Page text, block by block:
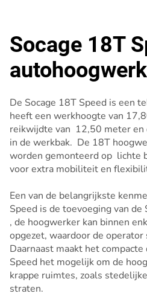
Socage 18T
De Socage 18T Speed is een
heeft een werkhoogte van
reikwijdte van 12,50 meter en
in de werkbak. De 18T
worden gemonteerd op lichte
voor extra mobiliteit en
Een van de belangrijkste
Speed is de toevoeging van
, de hoogwerker kan binnen
opgezet, waardoor de operator
Daarnaast maakt het
Speed het mogelijk om de
krappe ruimtes, zoals
straten.